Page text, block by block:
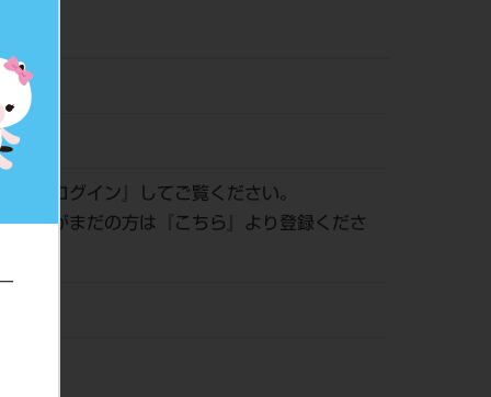
ログイン 』してご覧ください。
登録がまだの方は『
こちら 』より登録くださ